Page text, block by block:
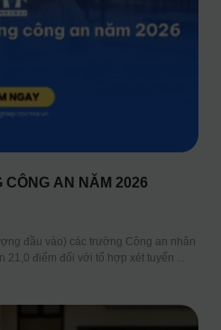
AN NĂM 2026
đầu vào) các trường Công an nhân
21,0 điểm đối với tổ hợp xét tuyển